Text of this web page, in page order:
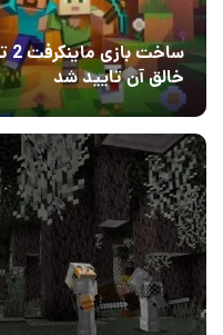
ساخت
خالق آن تایید شد
۱
04 آبان 1403